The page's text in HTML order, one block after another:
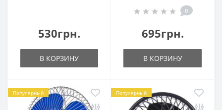
530грн.
В КОРЗИНУ
0
695грн.
В КОРЗИНУ
Популярный Популярный